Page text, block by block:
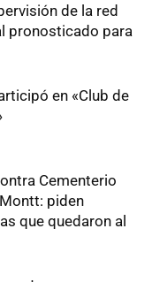
de la red
pronosticado para
en «Club de
Cementerio
piden
que quedaron al